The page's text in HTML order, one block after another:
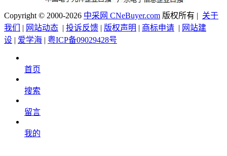
Copyright © 2000-2026 中采网 CNeBuyer.com 版权所有 | 关于
我们
| 网站动态 | 投诉反馈 | 版权声明 | 商标申请 | 网站建
设 | 爱学海 | 粤ICP备09029428号
首页
搜索
留言
我的